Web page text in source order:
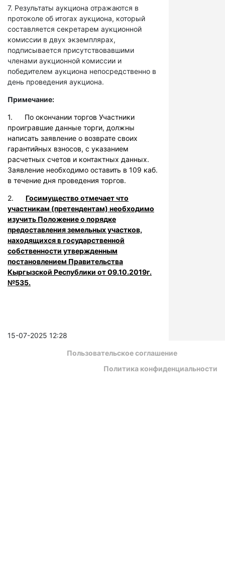
7. Результаты аукциона отражаются в
протоколе об итогах аукциона, который
составляется секретарем аукционной
комиссии в двух экземплярах,
подписывается присутствовавшими
членами аукционной комиссии и
победителем аукциона непосредственно в
день проведения аукциона.
Примечание:
1. По окончании торгов Участники
проигравшие данные торги, должны
написать заявление о возврате своих
гарантийных взносов, с указанием
расчетных счетов и контактных данных.
Заявление необходимо оставить в 109 каб.
в течение дня проведения торгов.
2. Госимущество отмечает что
участникам (претендентам) необходимо
изучить Положение о порядке
предоставления земельных участков,
находящихся в государственной
собственности утвержденным
постановлением Правительства
Кыргызской Республики от 09.10.2019г.
№535.
15-07-2025 12:28
Пользовательское соглашение
Политика конфиденциальности